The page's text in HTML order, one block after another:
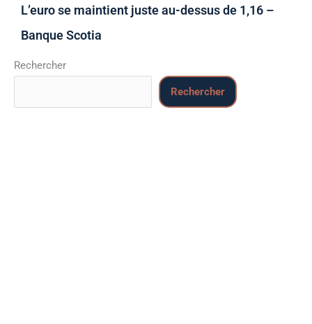
L’euro se maintient juste au-dessus de 1,16 –
Banque Scotia
Rechercher
Rechercher